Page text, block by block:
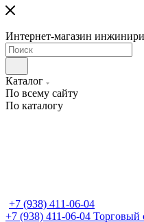
Интернет-магазин
Каталог
По всему сайту
По каталогу
+7 (938) 411-06-04
+7 (938) 411-06-04 Торговый